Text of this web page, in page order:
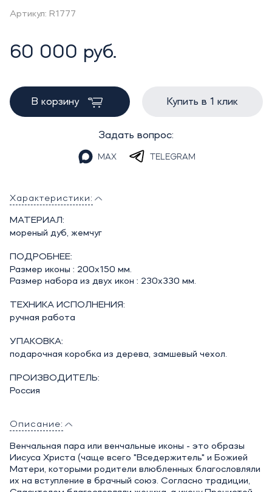
Артикул: R1777
60 000 руб.
В корзину Купить в 1 клик
Задать вопрос:
MAX TELEGRAM
Характеристики:
МАТЕРИАЛ:
мореный дуб, жемчуг
ПОДРОБНЕЕ:
Размер иконы : 200х150 мм.
Размер набора из двух икон : 230х330 мм.
ТЕХНИКА ИСПОЛНЕНИЯ:
ручная работа
УПАКОВКА:
подарочная коробка из дерева, замшевый чехол.
ПРОИЗВОДИТЕЛЬ:
Россия
Описание:
Венчальная пара или венчальные иконы - это образы
Иисуса Христа (чаще всего "Вседержитель" и Божией
Матери, которыми родители влюбленных благословляли
их на вступление в брачный союз. Согласно традиции,